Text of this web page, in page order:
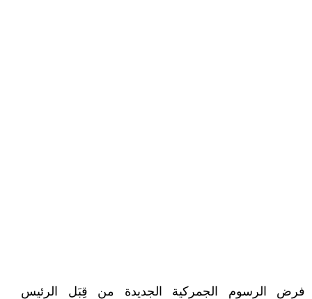
فرض الرسوم الجمركية الجديدة من قِبَل الرئيس